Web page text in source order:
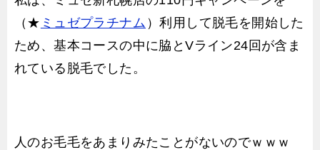
（★ ミュゼプラチナム ）利用して脱毛を開始した
ため、基本コースの中に脇とVライン24回が含ま
れている脱毛でした。
人のお毛毛をあまりみたことがないのでｗｗｗ